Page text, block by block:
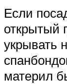
Если
открытый
укрывать
материл